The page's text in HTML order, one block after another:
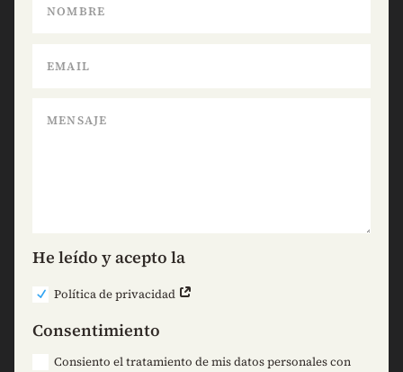
He leído y acepto la
Política de privacidad
Consentimiento
Consiento el tratamiento de mis datos personales con